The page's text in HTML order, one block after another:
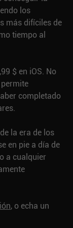
los
más difíciles de
tiempo al
$ en iOS. No
completado
la era de los
en pie a día de
a cualquier
, o echa un